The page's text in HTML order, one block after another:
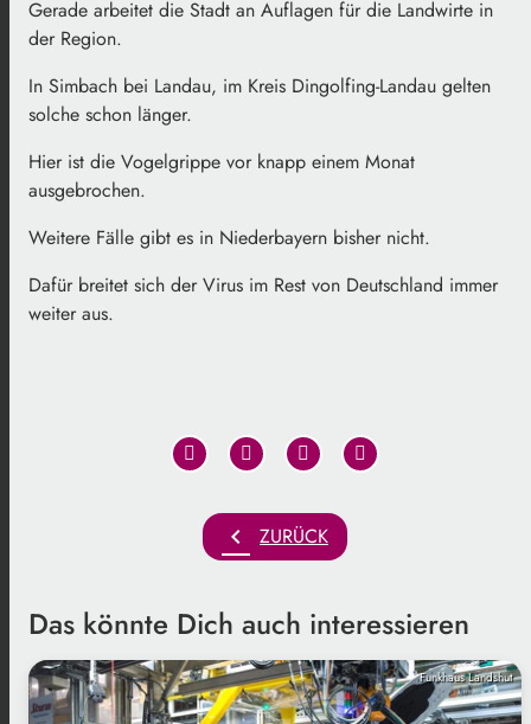
Gerade arbeitet die Stadt an Auflagen für die Landwirte in
der Region.
In Simbach bei Landau, im Kreis Dingolfing-Landau gelten
solche schon länger.
Hier ist die Vogelgrippe vor knapp einem Monat
ausgebrochen.
Weitere Fälle gibt es in Niederbayern bisher nicht.
Dafür breitet sich der Virus im Rest von Deutschland immer
weiter aus.
chevron_left ZURÜCK
Das könnte Dich auch interessieren
Funkhaus Landshut